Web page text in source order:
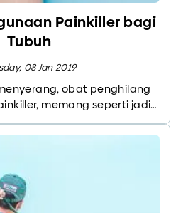
Painkiller bagi
Tubuh
08 Jan 2019
obat penghilang
memang seperti jadi
hati-hati, jika
ini bertambah
Hal ini bisa
ketergantungan.